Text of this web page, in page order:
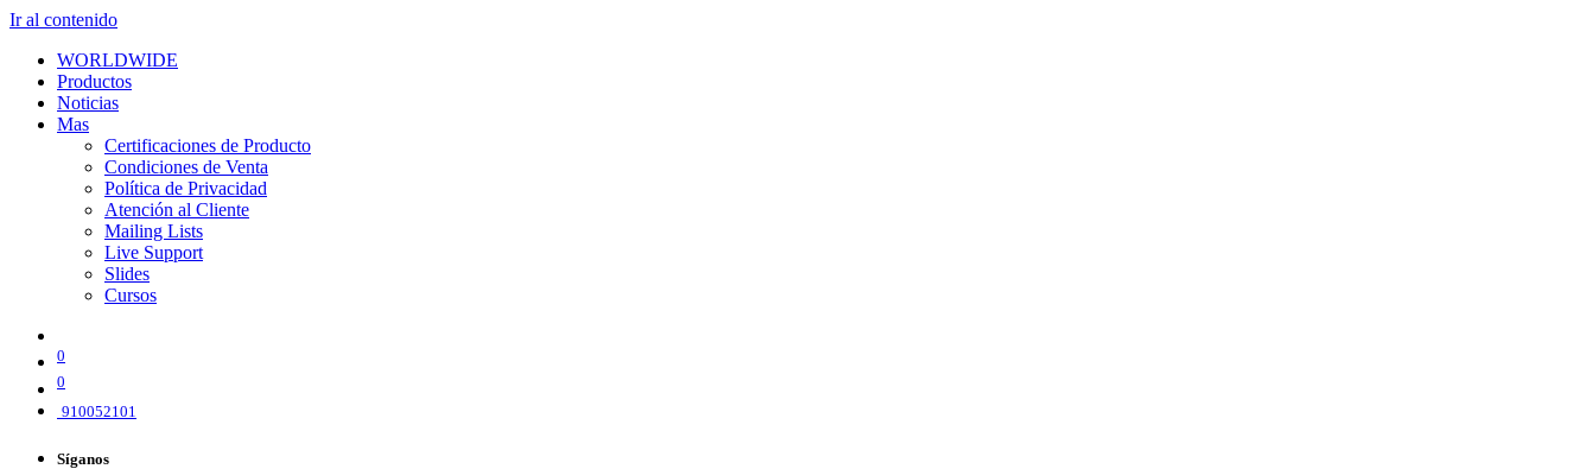
Ir al contenido
WORLDWIDE
Productos
Noticias
Mas
Certificaciones de Producto
Condiciones de Venta
Política de Privacidad
Atención al Cliente
Mailing Lists
Live Support
Slides
Cursos
0
0
910052101
Síganos